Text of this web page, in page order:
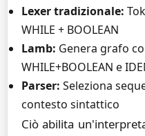
Lexer tradizionale:
WHILE + BOOLEAN
Lamb: Genera grafo
WHILE+BOOLEAN e
Parser: Seleziona
contesto sintattico
Ciò abilita